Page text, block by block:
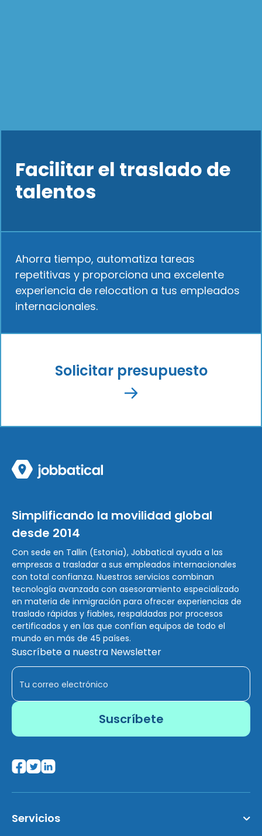
Facilitar el traslado de
talentos
Ahorra tiempo, automatiza tareas
repetitivas y proporciona una excelente
experiencia de relocation a tus empleados
internacionales.
Solicitar presupuesto
Simplificando la movilidad global
desde 2014
Con sede en Tallin (Estonia), Jobbatical ayuda a las
empresas a trasladar a sus empleados internacionales
con total confianza. Nuestros servicios combinan
tecnología avanzada con asesoramiento especializado
en materia de inmigración para ofrecer experiencias de
traslado rápidas y fiables, respaldadas por procesos
certificados y en las que confían equipos de todo el
mundo en más de 45 países.
Suscríbete a nuestra Newsletter
Servicios